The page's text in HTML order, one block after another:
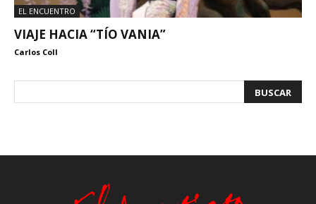
EL ENCUENTRO
VIAJE HACIA “TÍO VANIA”
Carlos Coll